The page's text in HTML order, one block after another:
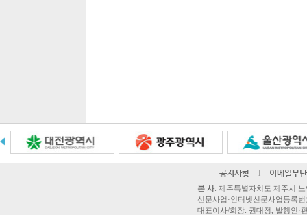
공지사항 l 이메일무
본 사: 제주특별자치도 제주시
신문사업·인터넷신문사업등록
대표이사/회장: 권대정, 발행인·